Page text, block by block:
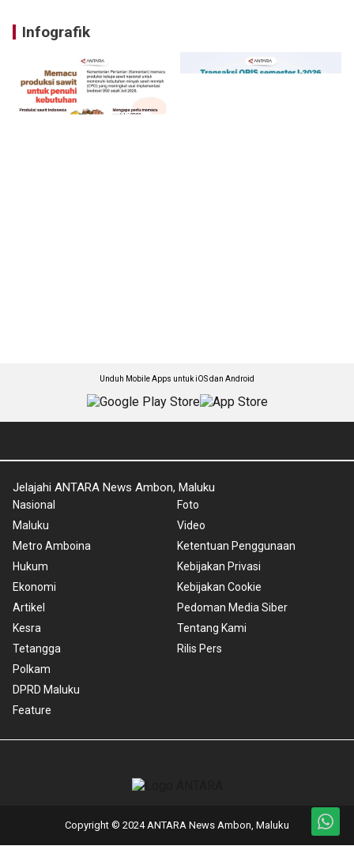
Infografik
Unduh Mobile Apps untuk iOS dan Android
Jelajahi ANTARA News Ambon, Maluku
Nasional
Maluku
Metro Amboina
Hukum
Ekonomi
Artikel
Kesra
Tetangga
Polkam
DPRD Maluku
Feature
Foto
Video
Ketentuan Penggunaan
Kebijakan Privasi
Kebijakan Cookie
Pedoman Media Siber
Tentang Kami
Rilis Pers
Copyright © 2024 ANTARA News Ambon, Maluku